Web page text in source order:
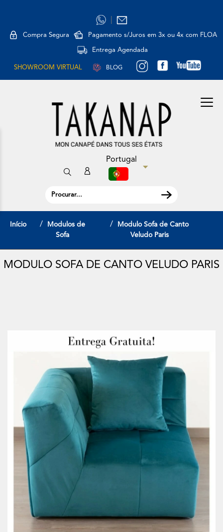
Compra Segura Pagamento s/Juros em 3x ou 4x com FLOA
Entrega Agendada
SHOWROOM VIRTUAL BLOG
Portugal
Início
Modulos de
Sofa
Modulo Sofa de Canto
Veludo Paris
MODULO SOFA DE CANTO VELUDO PARIS